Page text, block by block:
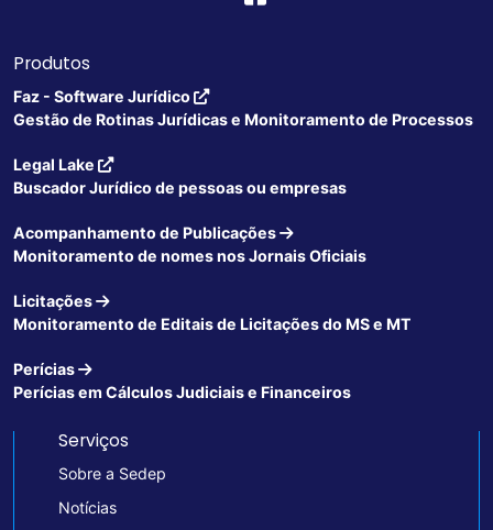
Produtos
Faz - Software Jurídico
Gestão de Rotinas Jurídicas e Monitoramento de Processos
Legal Lake
Buscador Jurídico de pessoas ou empresas
Acompanhamento de Publicações
Monitoramento de nomes nos Jornais Oficiais
Licitações
Monitoramento de Editais de Licitações do MS e MT
Perícias
Perícias em Cálculos Judiciais e Financeiros
Serviços
Sobre a Sedep
Notícias